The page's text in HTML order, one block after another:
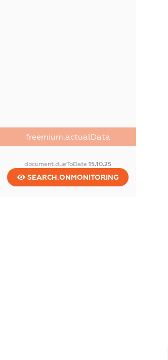
freemium.actualData
document.dueToDate15.10.25
SEARCH.ONMONITORING